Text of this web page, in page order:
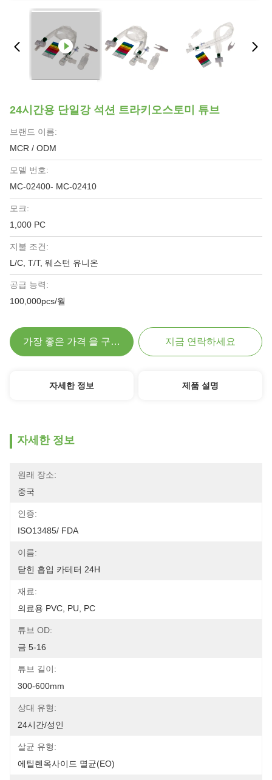
24시간용 단일강 석션 트라키오스토미 튜브
브랜드 이름:
MCR / ODM
모델 번호:
MC-02400- MC-02410
모크:
1,000 PC
지불 조건:
L/C, T/T, 웨스턴 유니온
공급 능력:
100,000pcs/월
가장 좋은 가격 을 구하라 지금 연락하세요
자세한 정보 제품 설명
자세한 정보
원래 장소:
중국
인증:
ISO13485/ FDA
이름:
닫힌 흡입 카테터 24H
재료:
의료용 PVC, PU, ​​PC
튜브 OD:
금 5-16
튜브 길이:
300-600mm
상대 유형:
24시간/성인
살균 유형:
에틸렌옥사이드 멸균(EO)